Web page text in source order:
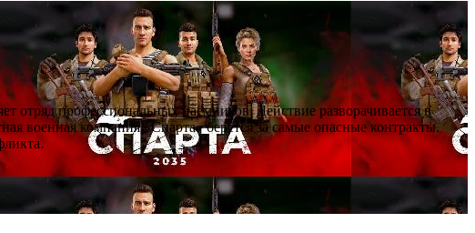
отряд профессиональных наёмников. Действие разворачивается в
военная компания «Спарта» берётся за самые опасные контракты.